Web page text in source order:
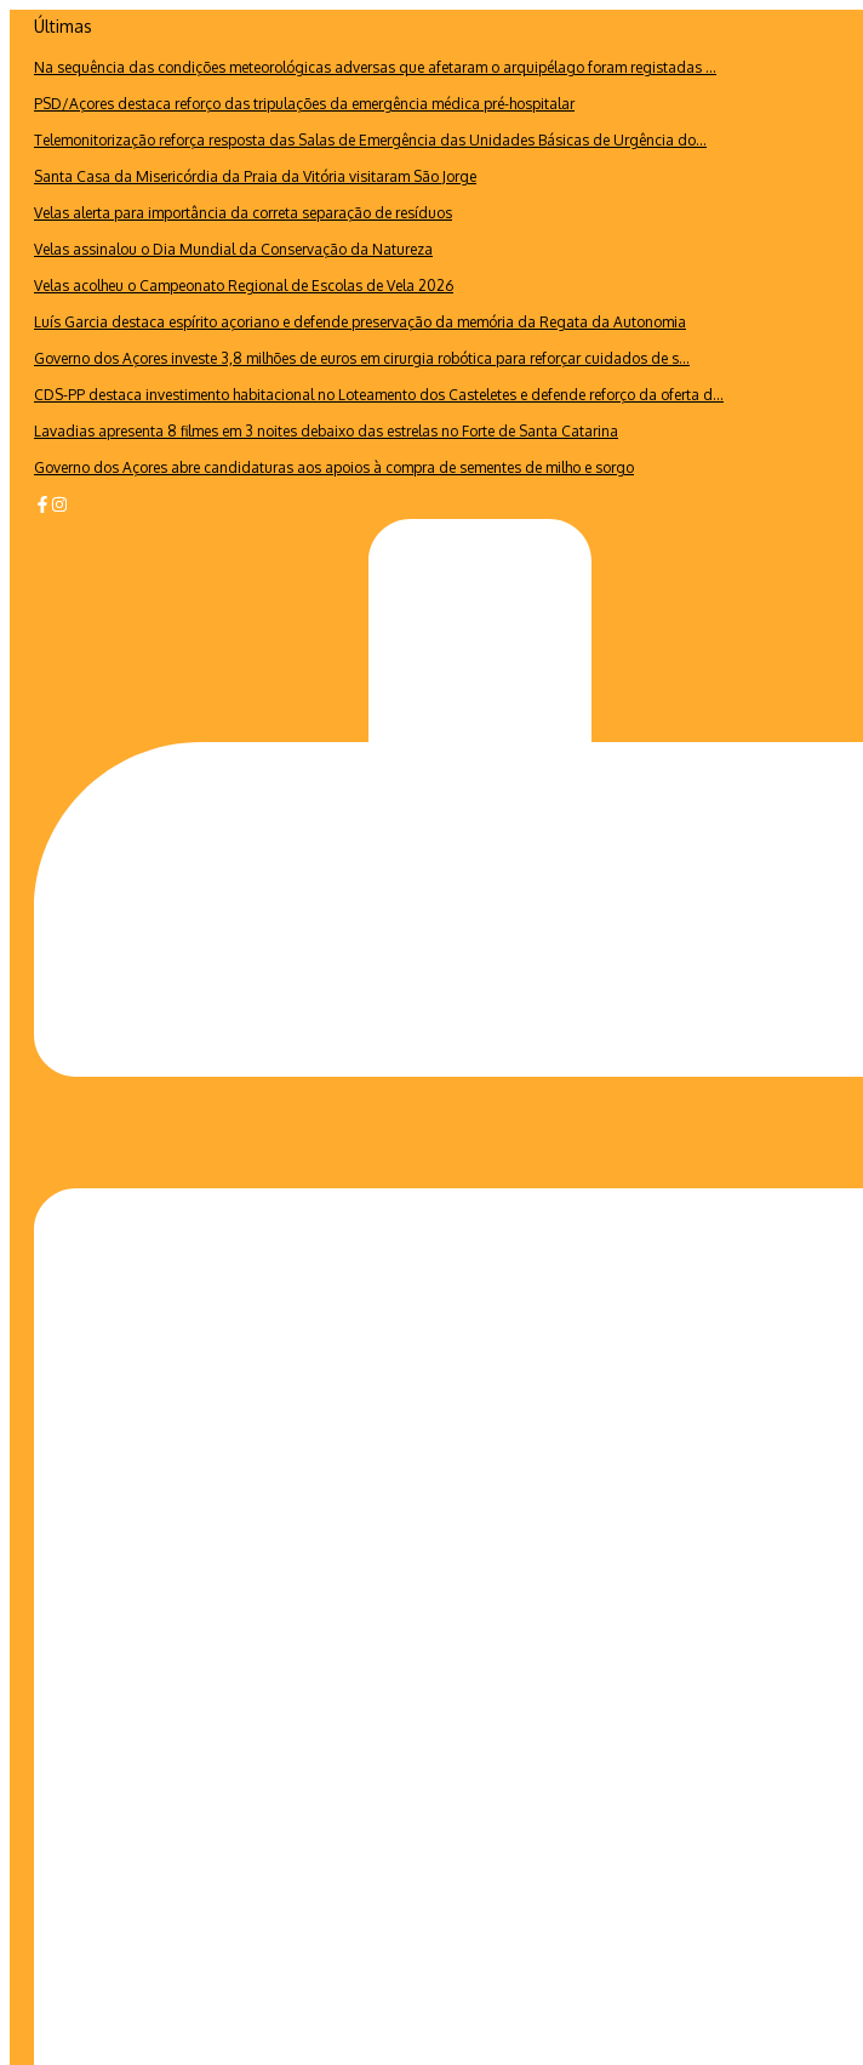
conteúdo
Últimas
Na sequência das condições meteorológicas adversas que afetaram o arquipélago foram registadas ...
PSD/Açores destaca reforço das tripulações da emergência médica pré-hospitalar
Telemonitorização reforça resposta das Salas de Emergência das Unidades Básicas de Urgência do...
Santa Casa da Misericórdia da Praia da Vitória visitaram São Jorge
Velas alerta para importância da correta separação de resíduos
Velas assinalou o Dia Mundial da Conservação da Natureza
Velas acolheu o Campeonato Regional de Escolas de Vela 2026
Luís Garcia destaca espírito açoriano e defende preservação da memória da Regata da Autonomia
Governo dos Açores investe 3,8 milhões de euros em cirurgia robótica para reforçar cuidados de s...
CDS-PP destaca investimento habitacional no Loteamento dos Casteletes e defende reforço da oferta d...
Lavadias apresenta 8 filmes em 3 noites debaixo das estrelas no Forte de Santa Catarina
Governo dos Açores abre candidaturas aos apoios à compra de sementes de milho e sorgo